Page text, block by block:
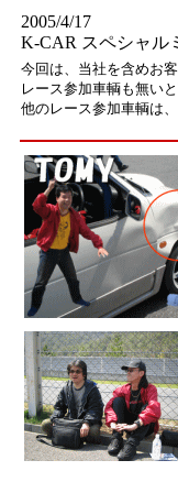
2005/4/17
K-CAR スペシャ
今回は、当社を含めお
レース参加車輌も無い
他のレース参加車輌は